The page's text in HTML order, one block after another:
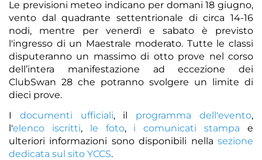
Le previsioni meteo indicano per domani 18 giugno,
vento dal quadrante settentrionale di circa 14-16
nodi, mentre per venerdì e sabato è previsto
l'ingresso di un Maestrale moderato. Tutte le classi
disputeranno un massimo di otto prove nel corso
dell’intera manifestazione ad eccezione dei
ClubSwan 28 che potranno svolgere un limite di
dieci prove.
I documenti ufficiali, il programma dell'evento,
l'elenco iscritti, le foto, i comunicati stampa e
ulteriori informazioni sono disponibili nella sezione
dedicata sul sito YCCS.